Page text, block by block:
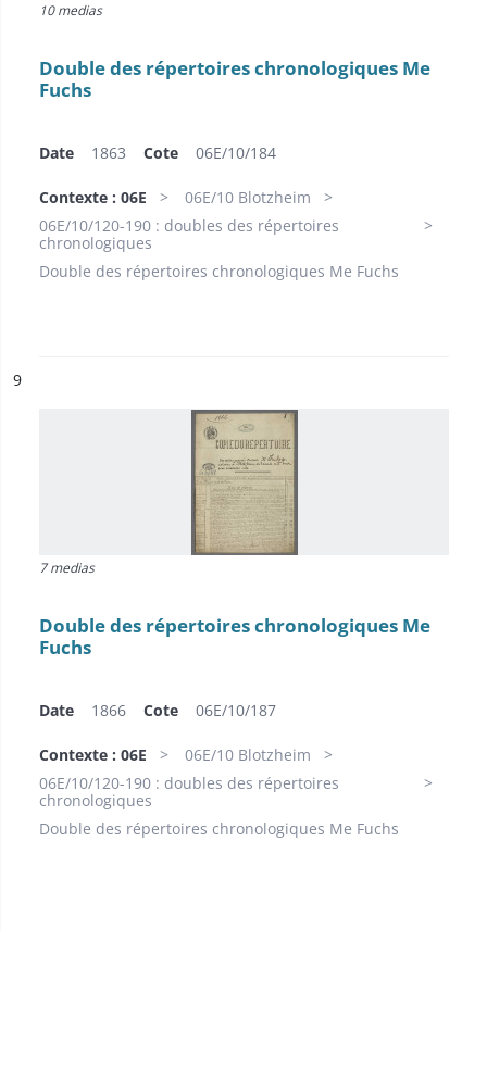
10 medias
Double des répertoires chronologiques Me
Fuchs
Date 1863 Cote 06E/10/184
Contexte : 06E
06E/10 Blotzheim
06E/10/120-190 : doubles des répertoires
chronologiques
Double des répertoires chronologiques Me Fuchs
n°
9
7 medias
Double des répertoires chronologiques Me
Fuchs
Date 1866 Cote 06E/10/187
Contexte : 06E
06E/10 Blotzheim
06E/10/120-190 : doubles des répertoires
chronologiques
Double des répertoires chronologiques Me Fuchs